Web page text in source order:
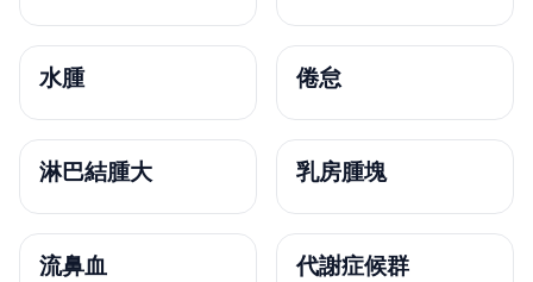
水腫 倦怠
淋巴結腫大 乳房腫塊
流鼻血 代謝症候群